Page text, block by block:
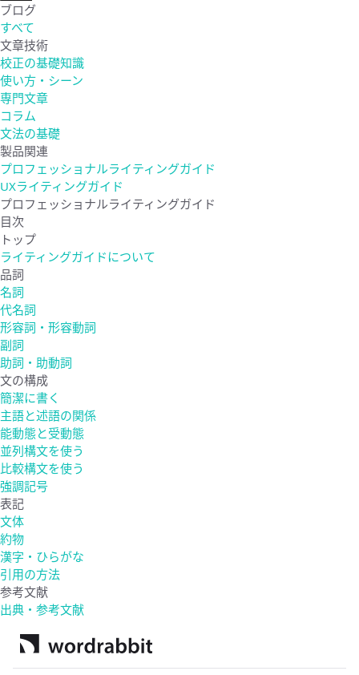
ブログ
すべて
文章技術
校正の基礎知識
使い方・シーン
専門文章
コラム
文法の基礎
製品関連
プロフェッショナルライティングガイド
UXライティングガイド
プロフェッショナルライティングガイド
目次
トップ
ライティングガイドについて
品詞
名詞
代名詞
形容詞・形容動詞
副詞
助詞・助動詞
文の構成
簡潔に書く
主語と述語の関係
能動態と受動態
並列構文を使う
比較構文を使う
強調記号
表記
文体
約物
漢字・ひらがな
引用の方法
参考文献
出典・参考文献